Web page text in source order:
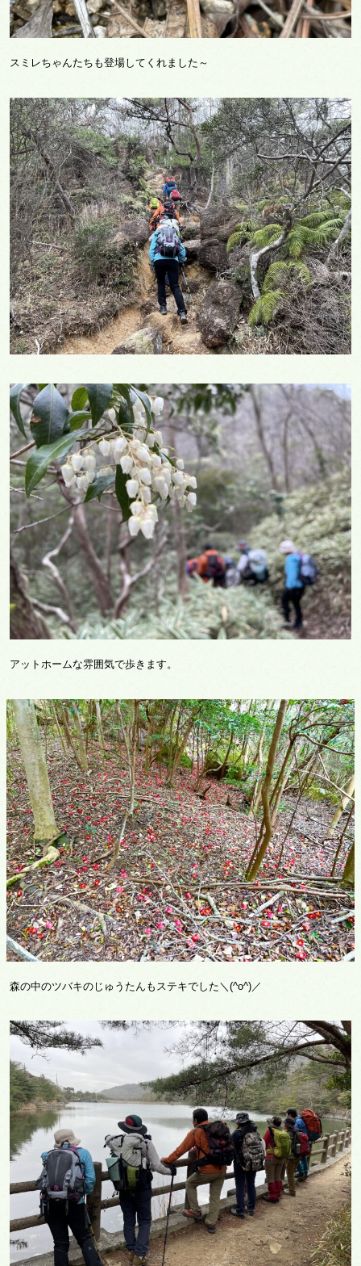
スミレちゃんたちも登場してくれました～
アットホームな雰囲気で歩きます。
森の中のツバキのじゅうたんもステキでした＼(^o^)／